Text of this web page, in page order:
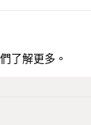
了解更多。